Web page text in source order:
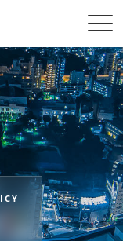
I CY